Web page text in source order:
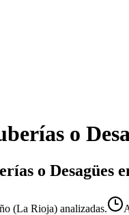
o
o Desagües
(La Rioja) analizadas.